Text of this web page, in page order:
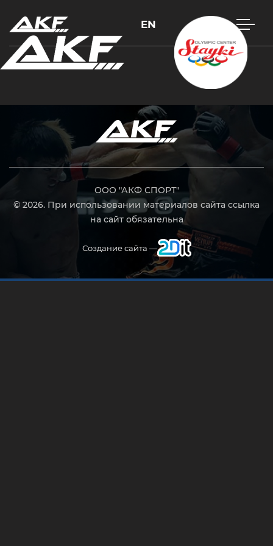
EN
ООО "АКФ СПОРТ"
© 2026. При использовании материалов сайта ссылка
на сайт обязательна
Создание сайта —
Нажмите Enter для поиска или Esc, чтобы закрыть